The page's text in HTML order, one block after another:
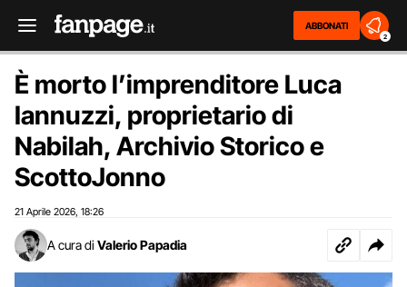
ABBONATI
2
È morto l’imprenditore Luca
Iannuzzi, proprietario di
Nabilah, Archivio Storico e
ScottoJonno
21 Aprile 2026 18:26
A cura di Valerio Papadia